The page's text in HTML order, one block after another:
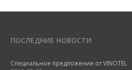
ПОСЛЕДНИЕ НОВОСТИ
Специальное предложение от VINOTEL